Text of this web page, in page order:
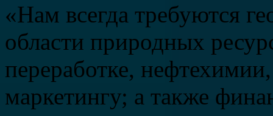
«Нам всегда требуются
области природных
переработке,
маркетингу; а также